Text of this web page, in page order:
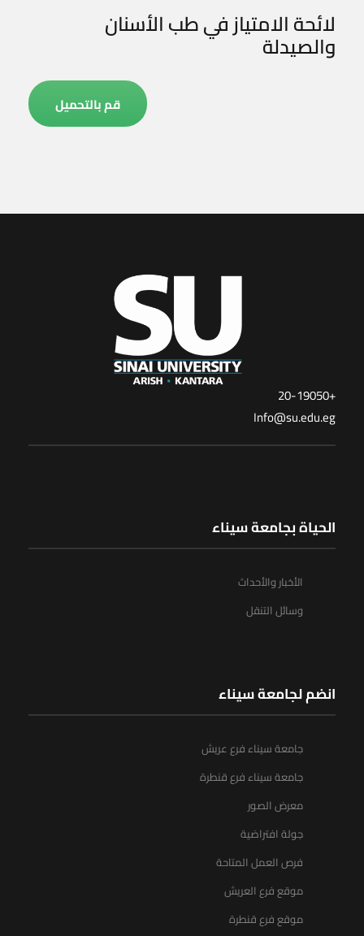
لائحة الامتياز في طب الأسنان
والصيدلة
قم بالتحميل
+20-19050
Info@su.edu.eg
الحياة بجامعة سيناء
الأخبار والأحداث
وسائل التنقل
انضم لجامعة سيناء
جامعة سيناء فرع عريش
جامعة سيناء فرع قنطرة
معرض الصور
جولة افتراضية
فرص العمل المتاحة
موقع فرع العريش
موقع فرع قنطرة